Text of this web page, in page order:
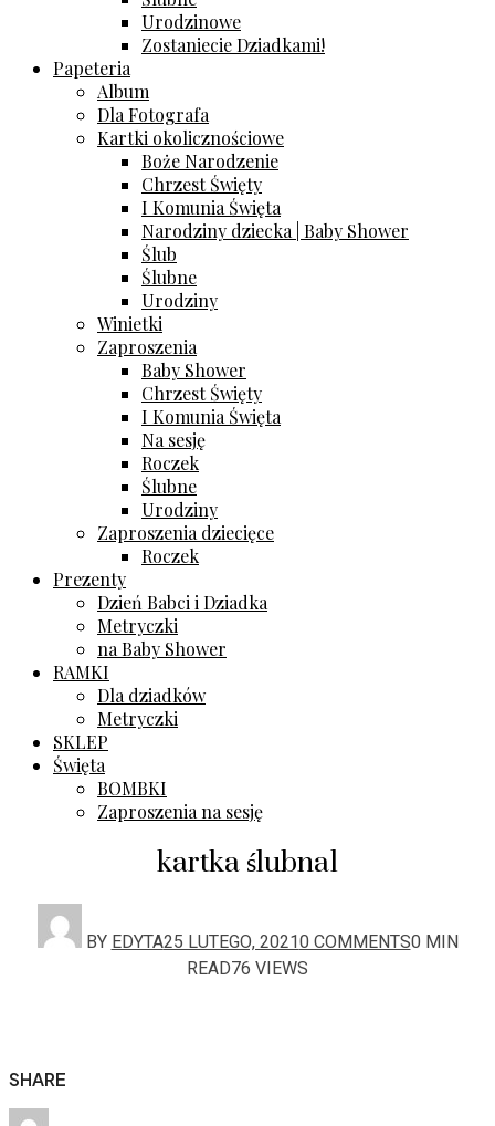
Urodzinowe
Zostaniecie Dziadkami!
Papeteria
Album
Dla Fotografa
Kartki okolicznościowe
Boże Narodzenie
Chrzest Święty
I Komunia Święta
Narodziny dziecka | Baby Shower
Ślub
Ślubne
Urodziny
Winietki
Zaproszenia
Baby Shower
Chrzest Święty
I Komunia Święta
Na sesję
Roczek
Ślubne
Urodziny
Zaproszenia dziecięce
Roczek
Prezenty
Dzień Babci i Dziadka
Metryczki
na Baby Shower
RAMKI
Dla dziadków
Metryczki
SKLEP
Święta
BOMBKI
Zaproszenia na sesję
kartka ślubna1
BYEDYTA25 LUTEGO, 20210 COMMENTS0 MIN
READ76 VIEWS
SHARE